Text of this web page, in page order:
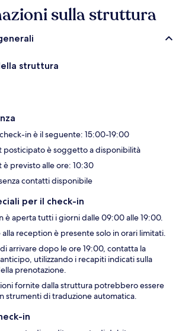
sulla struttura
struttura
in è il seguente: 15:00-19:00
posticipato è soggetto a disponibilità
è previsto alle ore: 10:30
contatti disponibile
per il check-in
è aperta tutti i giorni dalle 09:00 alle 19:00.
alla reception è presente solo in orari limitati.
arrivare dopo le ore 19:00, contatta la
utilizzando i recapiti indicati sulla
prenotazione.
fornite dalla struttura potrebbero essere
strumenti di traduzione automatica.
in